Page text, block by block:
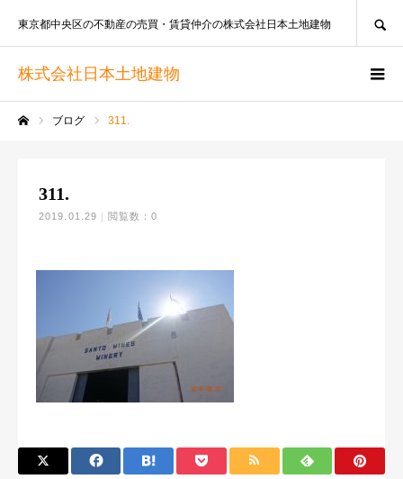
株式会社日本土地建物
東京都中央区の不動産の売買・賃貸仲介の株式会社日本土地建物
ブログ 311.
311.
2019.01.29 閲覧数：0